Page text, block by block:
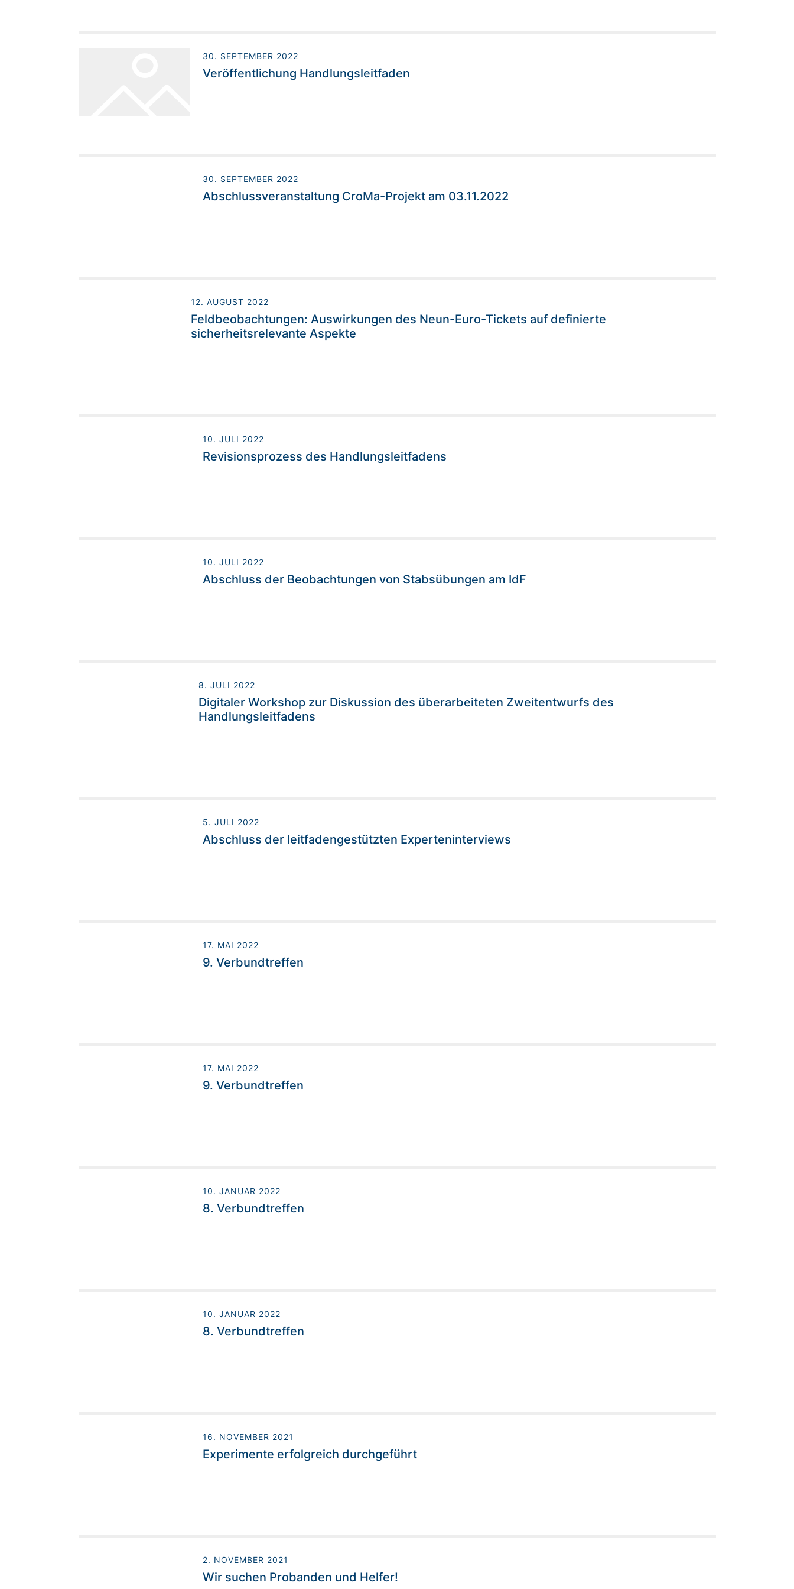
30. SEPTEMBER 2022
Veröffentlichung Handlungsleitfaden
30. SEPTEMBER 2022
Abschlussveranstaltung CroMa-Projekt am 03.11.2022
12. AUGUST 2022
Feldbeobachtungen: Auswirkungen des Neun-Euro-Tickets auf definierte
sicherheitsrelevante Aspekte
10. JULI 2022
Revisionsprozess des Handlungsleitfadens
10. JULI 2022
Abschluss der Beobachtungen von Stabsübungen am IdF
8. JULI 2022
Digitaler Workshop zur Diskussion des überarbeiteten Zweitentwurfs des
Handlungsleitfadens
5. JULI 2022
Abschluss der leitfadengestützten Experteninterviews
17. MAI 2022
9. Verbundtreffen
17. MAI 2022
9. Verbundtreffen
10. JANUAR 2022
8. Verbundtreffen
10. JANUAR 2022
8. Verbundtreffen
16. NOVEMBER 2021
Experimente erfolgreich durchgeführt
2. NOVEMBER 2021
Wir suchen Probanden und Helfer!